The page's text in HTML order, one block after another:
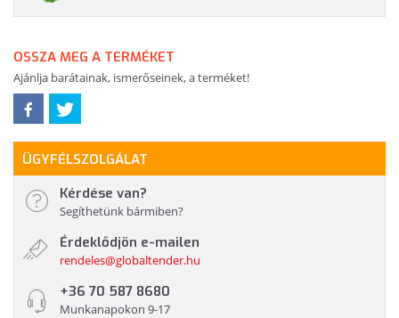
OSSZA MEG A TERMÉKET
Ajánlja barátainak, ismerőseinek, a terméket!
ÜGYFÉLSZOLGÁLAT
Kérdése van?
Segíthetünk bármiben?
Érdeklődjön e-mailen
rendeles@globaltender.hu
+36 70 587 8680
Munkanapokon 9-17